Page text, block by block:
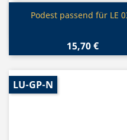
Vorschau
Podest passend für LE
15,70 €
LU-GP-N